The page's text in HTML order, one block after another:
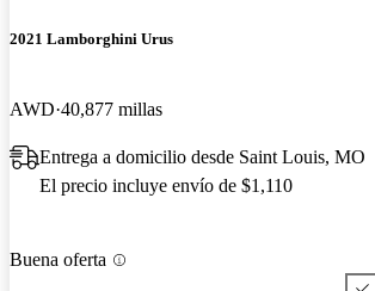
2021 Lamborghini Urus
AWD 40,877 millas
Entrega a domicilio desde Saint Louis, MO
El precio incluye envío de $1,110
Buena oferta